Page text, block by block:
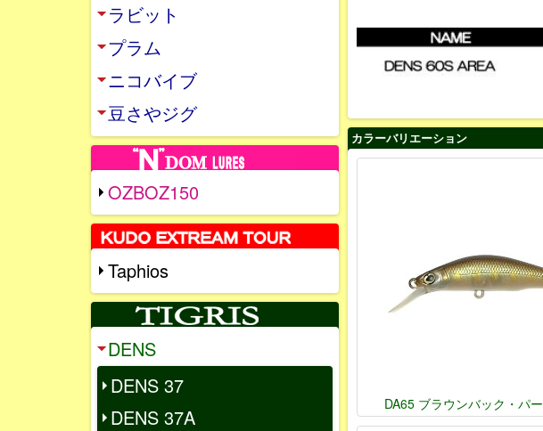
カラーバリエーション
DA65 ブラウンバック・パー
ラビット
プラム
ニコバイブ
豆さやジグ
OZBOZ150
Taphios
DENS
DENS 37
DENS 37A